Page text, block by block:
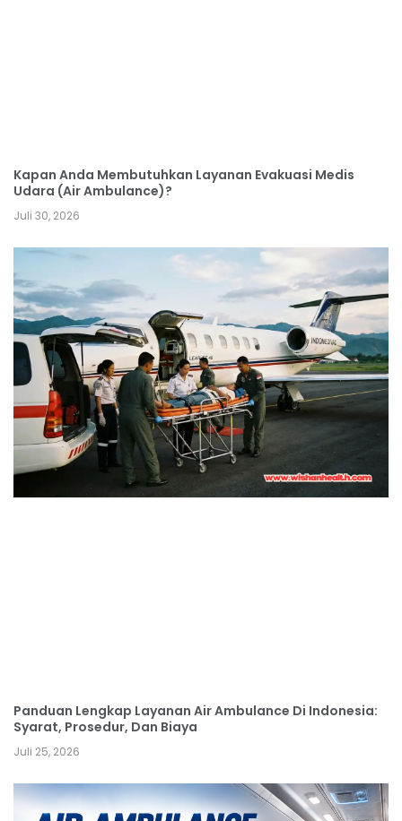
Kapan Anda Membutuhkan Layanan Evakuasi Medis
Udara (Air Ambulance)?
Juli 30, 2026
Panduan Lengkap Layanan Air Ambulance Di Indonesia:
Syarat, Prosedur, Dan Biaya
Juli 25, 2026